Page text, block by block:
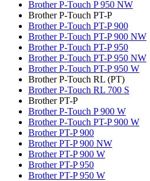
Brother P-Touch P 950 NW
Brother P-Touch PT-P
Brother P-Touch PT-P 900
Brother P-Touch PT-P 900 NW
Brother P-Touch PT-P 950
Brother P-Touch PT-P 950 NW
Brother P-Touch PT-P 950 W
Brother P-Touch RL (PT)
Brother P-Touch RL 700 S
Brother PT-P
Brother P-Touch P 900 W
Brother P-Touch PT-P 900 W
Brother PT-P 900
Brother PT-P 900 NW
Brother PT-P 900 W
Brother PT-P 950
Brother PT-P 950 W